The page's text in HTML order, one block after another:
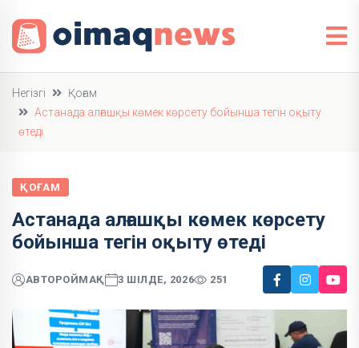
Негізгі
Қоғам
Астанада алғашқы көмек көрсету бойынша тегін оқыту
өтеді
ҚОҒАМ
Астанада алғашқы көмек көрсету
бойынша тегін оқыту өтеді
АВТОРОЙМАҚ 3 ШІЛДЕ, 2026 251